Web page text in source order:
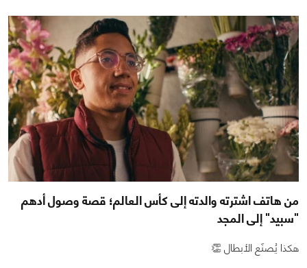
من هاتف اشترته والدته إلى كأس العالم؛ قصة وصول أدهم
"سبيد" إلى المجد
هكذا يُصنَع الأبطال 👏